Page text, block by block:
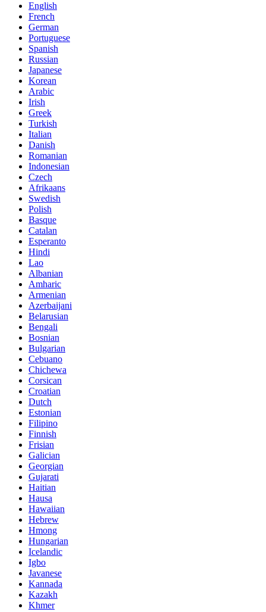
English
French
German
Portuguese
Spanish
Russian
Japanese
Korean
Arabic
Irish
Greek
Turkish
Italian
Danish
Romanian
Indonesian
Czech
Afrikaans
Swedish
Polish
Basque
Catalan
Esperanto
Hindi
Lao
Albanian
Amharic
Armenian
Azerbaijani
Belarusian
Bengali
Bosnian
Bulgarian
Cebuano
Chichewa
Corsican
Croatian
Dutch
Estonian
Filipino
Finnish
Frisian
Galician
Georgian
Gujarati
Haitian
Hausa
Hawaiian
Hebrew
Hmong
Hungarian
Icelandic
Igbo
Javanese
Kannada
Kazakh
Khmer